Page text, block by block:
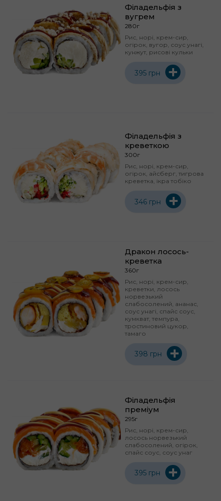
Філадельфія з
вугрем
280г
Рис, норі, крем-сир,
огірок, вугор, соус унагі,
кунжут, рисові кульки
395 грн +
Філадельфія з
креветкою
300г
Рис, норі, крем-сир,
огірок, айсберг, тигрова
креветка, ікра тобіко
346 грн +
Дракон лосось-
креветка
360г
Рис, норі, крем-сир,
креветки, лосось
норвезький
слабосолений, ананас,
соус унагі, спайс соус,
кумкват, темпура,
тростиновий цукор,
тамаго
398 грн +
Філадельфія
преміум
295г
Рис, норі, крем-сир,
лосось норвезький
слабосолений, огірок,
спайс соус, соус унаг
395 грн +